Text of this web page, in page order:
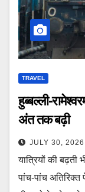
TRAVEL
हुब्बल्ली-
अंत तक बढ़ी
JULY 30, 2026
यात्रियों की बढ़ती
पांच-पांच अतिरिक्त